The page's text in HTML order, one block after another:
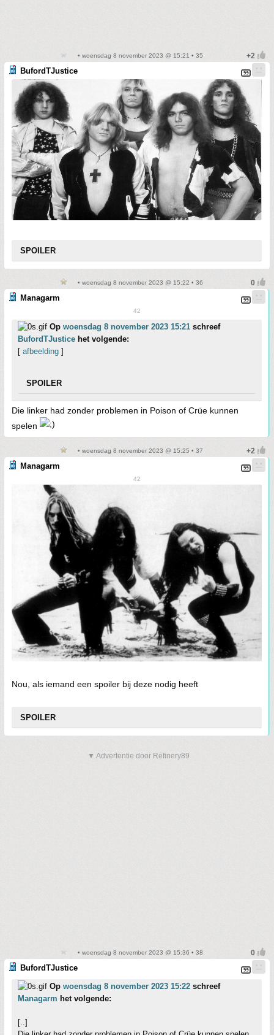
• woensdag 8 november 2023 @ 15:21 • 35
BufordTJustice
SPOILER
• woensdag 8 november 2023 @ 15:22 • 36
Managarm
42
Op woensdag 8 november 2023 15:21 schreef
BufordTJustice het volgende:
[ afbeelding ]
SPOILER
Die linker had zonder problemen in Poison of Crüe kunnen
spelen
• woensdag 8 november 2023 @ 15:25 • 37
Managarm
42
Nou, als iemand een spoiler bij deze nodig heeft
SPOILER
▼ Advertentie door Refinery89
• woensdag 8 november 2023 @ 15:36 • 38
BufordTJustice
Op woensdag 8 november 2023 15:22 schreef
Managarm het volgende:
[..]